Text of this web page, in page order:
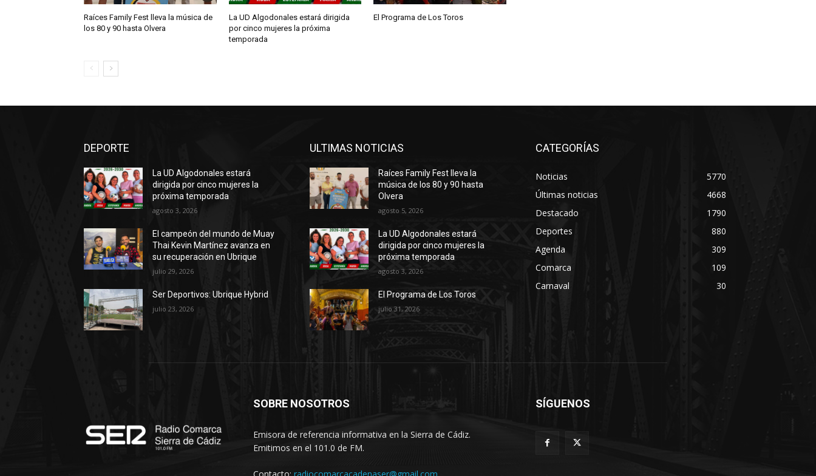
Raíces Family Fest lleva la música de
los 80 y 90 hasta Olvera
La UD Algodonales estará dirigida
por cinco mujeres la próxima
temporada
El Programa de Los Toros
DEPORTE
La UD Algodonales estará
dirigida por cinco mujeres la
próxima temporada
agosto 3, 2026
El campeón del mundo de Muay
Thai Kevin Martínez avanza en
su recuperación en Ubrique
julio 29, 2026
Ser Deportivos: Ubrique Hybrid
julio 23, 2026
ULTIMAS NOTICIAS
Raíces Family Fest lleva la
música de los 80 y 90 hasta
Olvera
agosto 5, 2026
La UD Algodonales estará
dirigida por cinco mujeres la
próxima temporada
agosto 3, 2026
El Programa de Los Toros
julio 31, 2026
CATEGORÍAS
Noticias
5770
Últimas noticias
4668
Destacado
1790
Deportes
880
Agenda
309
Comarca
109
Carnaval
30
SOBRE NOSOTROS
Emisora de referencia informativa en la Sierra de Cádiz.
Emitimos en el 101.0 de FM.
SÍGUENOS